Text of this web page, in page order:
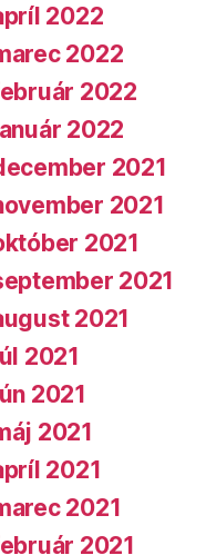
2022
2022
2022
2022
2021
2021
2021
2021
2021
2021
2021
2021
2021
2021
2021